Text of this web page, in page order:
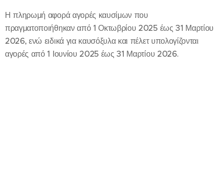
Η πληρωμή αφορά αγορές καυσίμων που
πραγματοποιήθηκαν από 1 Οκτωβρίου 2025 έως 31 Μαρτίου
2026, ενώ ειδικά για καυσόξυλα και πέλετ υπολογίζονται
αγορές από 1 Ιουνίου 2025 έως 31 Μαρτίου 2026.